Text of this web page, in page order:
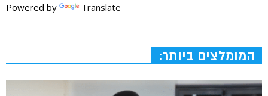
Powered by Translate
המומלצים ביותר: